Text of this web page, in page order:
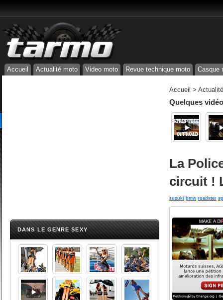
Accueil Actualité moto Video moto Revue technique moto Casque
DANS LE GENRE SEXY
Accueil >
Quelques
La
circuit !
suzuki bmw roadster